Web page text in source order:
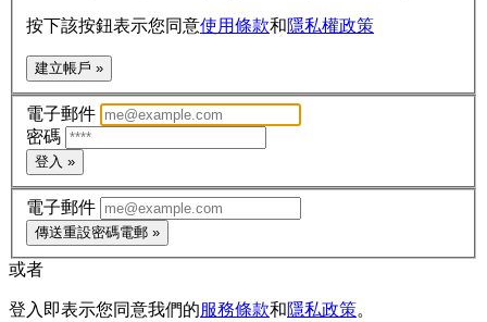
按下該按鈕表示您同意使用條款和隱私權政策
建立帳戶 »
電子郵件
密碼
登入 »
電子郵件
傳送重設密碼電郵 »
或者
登入即表示您同意我們的服務條款和隱私政策。